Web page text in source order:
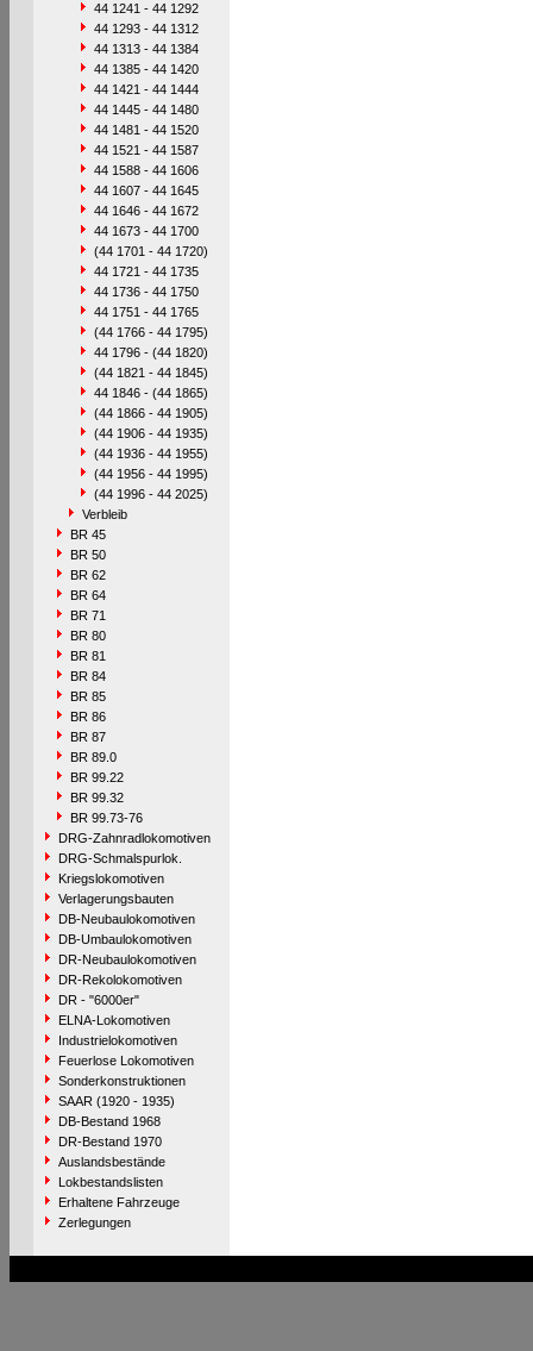
44 1241 - 44 1292
44 1293 - 44 1312
44 1313 - 44 1384
44 1385 - 44 1420
44 1421 - 44 1444
44 1445 - 44 1480
44 1481 - 44 1520
44 1521 - 44 1587
44 1588 - 44 1606
44 1607 - 44 1645
44 1646 - 44 1672
44 1673 - 44 1700
(44 1701 - 44 1720)
44 1721 - 44 1735
44 1736 - 44 1750
44 1751 - 44 1765
(44 1766 - 44 1795)
44 1796 - (44 1820)
(44 1821 - 44 1845)
44 1846 - (44 1865)
(44 1866 - 44 1905)
(44 1906 - 44 1935)
(44 1936 - 44 1955)
(44 1956 - 44 1995)
(44 1996 - 44 2025)
Verbleib
BR 45
BR 50
BR 62
BR 64
BR 71
BR 80
BR 81
BR 84
BR 85
BR 86
BR 87
BR 89.0
BR 99.22
BR 99.32
BR 99.73-76
DRG-Zahnradlokomotiven
DRG-Schmalspurlok.
Kriegslokomotiven
Verlagerungsbauten
DB-Neubaulokomotiven
DB-Umbaulokomotiven
DR-Neubaulokomotiven
DR-Rekolokomotiven
DR - "6000er"
ELNA-Lokomotiven
Industrielokomotiven
Feuerlose Lokomotiven
Sonderkonstruktionen
SAAR (1920 - 1935)
DB-Bestand 1968
DR-Bestand 1970
Auslandsbestände
Lokbestandslisten
Erhaltene Fahrzeuge
Zerlegungen